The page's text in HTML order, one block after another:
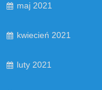
maj 2021
kwiecień 2021
luty 2021